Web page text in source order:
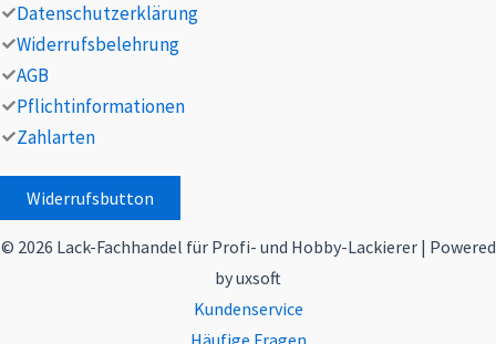
Datenschutzerklärung
Widerrufsbelehrung
AGB
Pflichtinformationen
Zahlarten
Widerrufsbutton
© 2026 Lack-Fachhandel für Profi- und Hobby-Lackierer | Powered
by uxsoft
Kundenservice